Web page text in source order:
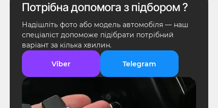
Потрібна допомога з підбором ?
Надішліть фото або модель автомобіля — наш
спеціаліст допоможе підібрати потрібний
варіант за кілька хвилин.
Viber Telegram